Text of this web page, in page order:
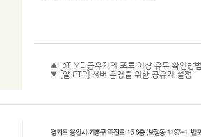
▲ ipTIME 공유기의 포트 이상 유무 확인방
▼ [알 FTP] 서버 운영을 위한 공유기 설정